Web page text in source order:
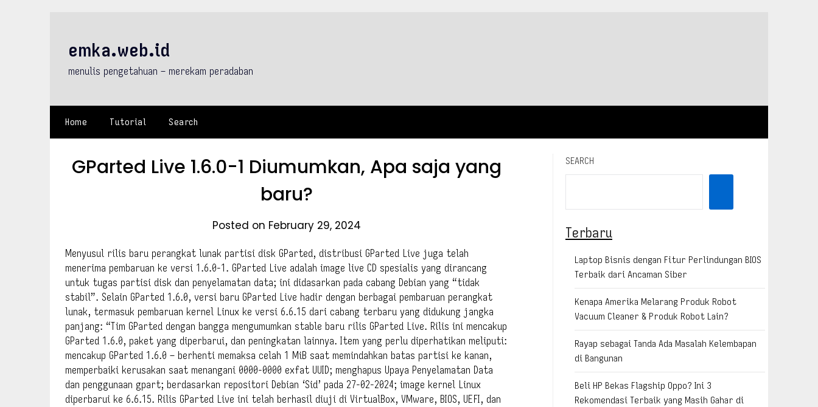
emka.web.id
menulis pengetahuan – merekam peradaban
Home Tutorial Search
GParted Live 1.6.0-1 Diumumkan, Apa saja yang
baru?
Posted on February 29, 2024
Menyusul rilis baru perangkat lunak partisi disk GParted, distribusi GParted Live juga telah
menerima pembaruan ke versi 1.6.0-1. GParted Live adalah image live CD spesialis yang dirancang
untuk tugas partisi disk dan penyelamatan data; ini didasarkan pada cabang Debian yang “tidak
stabil”. Selain GParted 1.6.0, versi baru GParted Live hadir dengan berbagai pembaruan perangkat
lunak, termasuk pembaruan kernel Linux ke versi 6.6.15 dari cabang terbaru yang didukung jangka
panjang: “Tim GParted dengan bangga mengumumkan stable baru rilis GParted Live. Rilis ini mencakup
GParted 1.6.0, paket yang diperbarui, dan peningkatan lainnya. Item yang perlu diperhatikan meliputi:
mencakup GParted 1.6.0 – berhenti memaksa celah 1 MiB saat memindahkan batas partisi ke kanan,
memperbaiki kerusakan saat menangani 0000-0000 exfat UUID; menghapus Upaya Penyelamatan Data
dan penggunaan gpart; berdasarkan repositori Debian ‘Sid’ pada 27-02-2024; image kernel Linux
diperbarui ke 6.6.15. Rilis GParted Live ini telah berhasil diuji di VirtualBox, VMware, BIOS, UEFI, dan
SEARCH
Terbaru
Laptop Bisnis dengan Fitur Perlindungan BIOS
Terbaik dari Ancaman Siber
Kenapa Amerika Melarang Produk Robot
Vacuum Cleaner & Produk Robot Lain?
Rayap sebagai Tanda Ada Masalah Kelembapan
di Bangunan
Beli HP Bekas Flagship Oppo? Ini 3
Rekomendasi Terbaik yang Masih Gahar di